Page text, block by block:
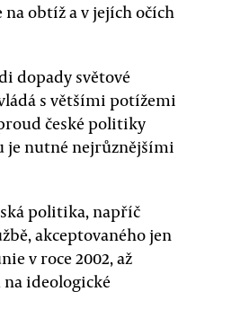
na obtíž a v jejích očích
dopady světové
s většími potížemi
české politiky
je nutné nejrůznějšími
politika, napříč
akceptovaného jen
v roce 2002, až
na ideologické